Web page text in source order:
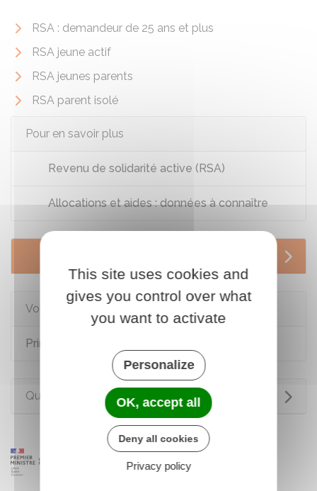
RSA : demandeur de 25 ans et plus
RSA jeune actif
RSA jeunes parents
RSA parent isolé
Pour en savoir plus
Revenu de solidarité active (RSA)
Allocations et aides : données à connaître
Voir aussi
Prime d'activité
Questions ? Réponses !
This site uses cookies and
gives you control over what
you want to activate
Personalize
OK, accept all
Deny all cookies
Privacy policy